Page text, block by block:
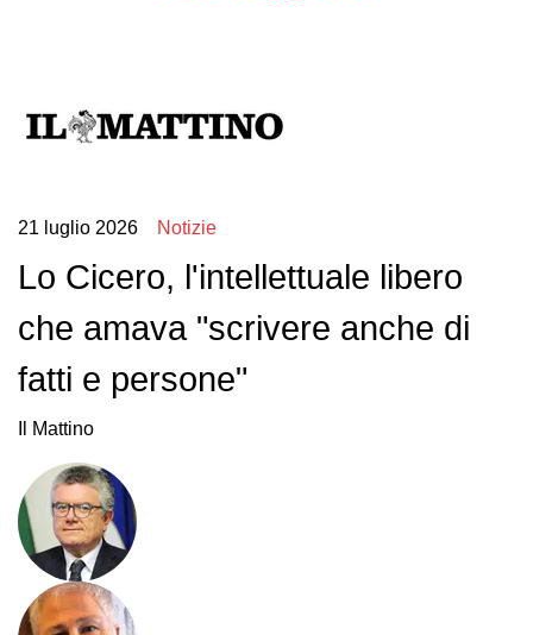
21 luglio 2026 Notizie
Lo Cicero, l'intellettuale libero
che amava "scrivere anche di
fatti e persone"
Il Mattino